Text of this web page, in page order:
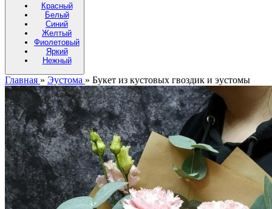
Красный
Белый
Синий
Желтый
Фиолетовый
Яркий
Нежный
Главная » Эустома » Букет из кустовых гвоздик и эустомы